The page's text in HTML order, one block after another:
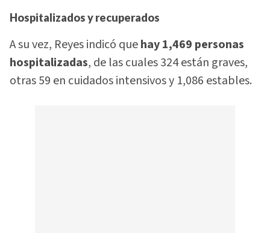
Hospitalizados y recuperados
A su vez, Reyes indicó quehay 1,469 personas
hospitalizadas, de las cuales 324 están graves,
otras 59 en cuidados intensivos y 1,086 estables.